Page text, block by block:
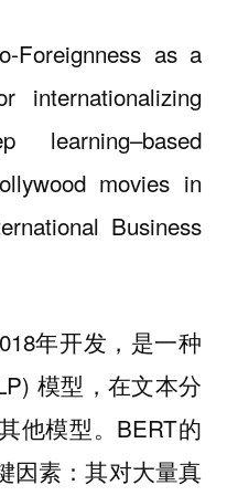
as a
internationalizing
learning–based
movies in
Business
年开发，是一种
模型，在文本分
他模型。BERT的
因素：其对大量真